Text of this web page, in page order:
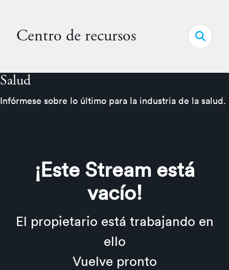
Centro de recursos Open
Salud
Infórmese sobre lo último para la industria de la salud.
¡Este Stream está
vacío!
El propietario está trabajando en
ello
Vuelve pronto